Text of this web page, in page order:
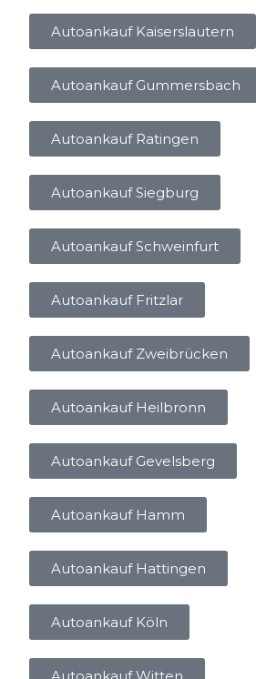
Autoankauf Kaiserslautern
Autoankauf Gummersbach
Autoankauf Ratingen
Autoankauf Siegburg
Autoankauf Schweinfurt
Autoankauf Fritzlar
Autoankauf Zweibrücken
Autoankauf Heilbronn
Autoankauf Gevelsberg
Autoankauf Hamm
Autoankauf Hattingen
Autoankauf Köln